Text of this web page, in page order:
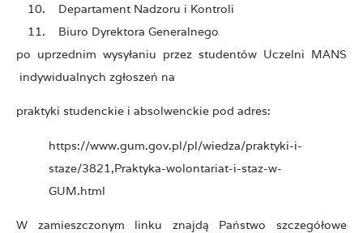
Departament Nadzoru i Kontroli
Biuro Dyrektora Generalnego
po uprzednim wysyłaniu przez studentów Uczelni MANS
indywidualnych zgłoszeń na
praktyki studenckie i absolwenckie pod adres:
https://www.gum.gov.pl/pl/wiedza/praktyki-i-
staze/3821,Praktyka-wolontariat-i-staz-w-
GUM.html
W zamieszczonym linku znajdą Państwo szczegółowe